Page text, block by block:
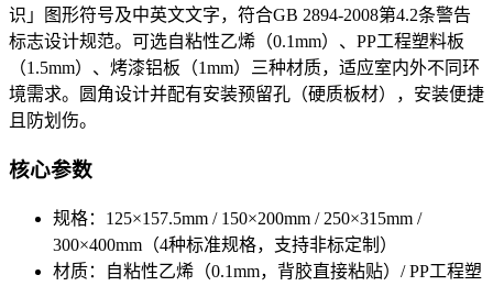
识」图形符号及中英文文字，符合GB 2894-2008第4.2条警告
标志设计规范。可选自粘性乙烯（0.1mm）、PP工程塑料板
（1.5mm）、烤漆铝板（1mm）三种材质，适应室内外不同环
境需求。圆角设计并配有安装预留孔（硬质板材），安装便捷
且防划伤。
核心参数
规格：125×157.5mm / 150×200mm / 250×315mm /
300×400mm（4种标准规格，支持非标定制）
材质：自粘性乙烯（0.1mm，背胶直接粘贴）/ PP工程塑